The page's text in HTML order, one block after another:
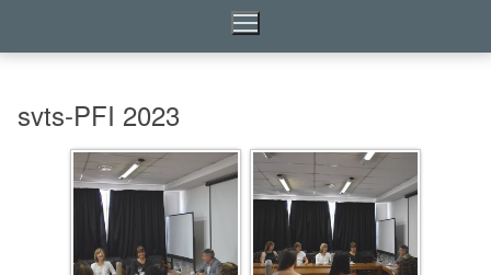
svts-PFI 2023